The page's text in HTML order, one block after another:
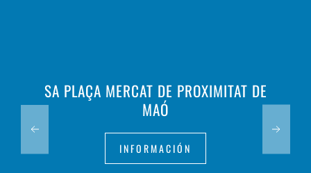
SA PLAÇA MERCAT DE PROXIMITAT DE
MAÓ
INFORMACIÓN